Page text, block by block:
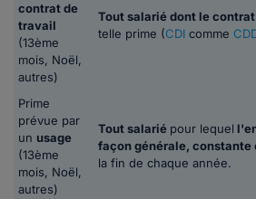
contrat de
travail
(13ème
mois, Noël,
autres)
Tout salarié dont le
telle prime (CDI comme
Prime
prévue par
un usage
(13ème
mois, Noël,
autres)
Tout salarié pour lequel
façon générale, constante
la fin de chaque année.